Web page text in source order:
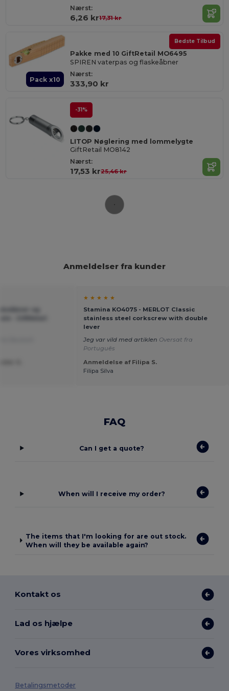
Nærst:
6,26 kr17,31 kr
Pack x10
Bedste Tilbud
Pakke med 10 GiftRetail MO6495
SPIREN vaterpas og flaskeåbner
Nærst:
333,90 kr
-31%
LITOP Nøglering med lommelygte
GiftRetail MO8142
Nærst:
17,53 kr25,46 kr
Anmeldelser fra kunder
★ ★ ★ ★ ★
Stamina KO4075 - MERLOT Classic
stainless steel corkscrew with double
lever
Jeg var vild med artiklen Oversat fra
Português
Anmeldelse af Filipa S.
Filipa Silva
FAQ
Can I get a quote?
When will I receive my order?
The items that I'm looking for are out stock.
When will they be available again?
Kontakt os
Lad os hjælpe
Vores virksomhed
Betalingsmetoder